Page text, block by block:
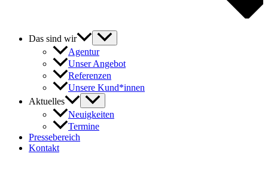
Das sind wir
Agentur
Unser Angebot
Referenzen
Unsere Kund*innen
Aktuelles
Neuigkeiten
Termine
Pressebereich
Kontakt